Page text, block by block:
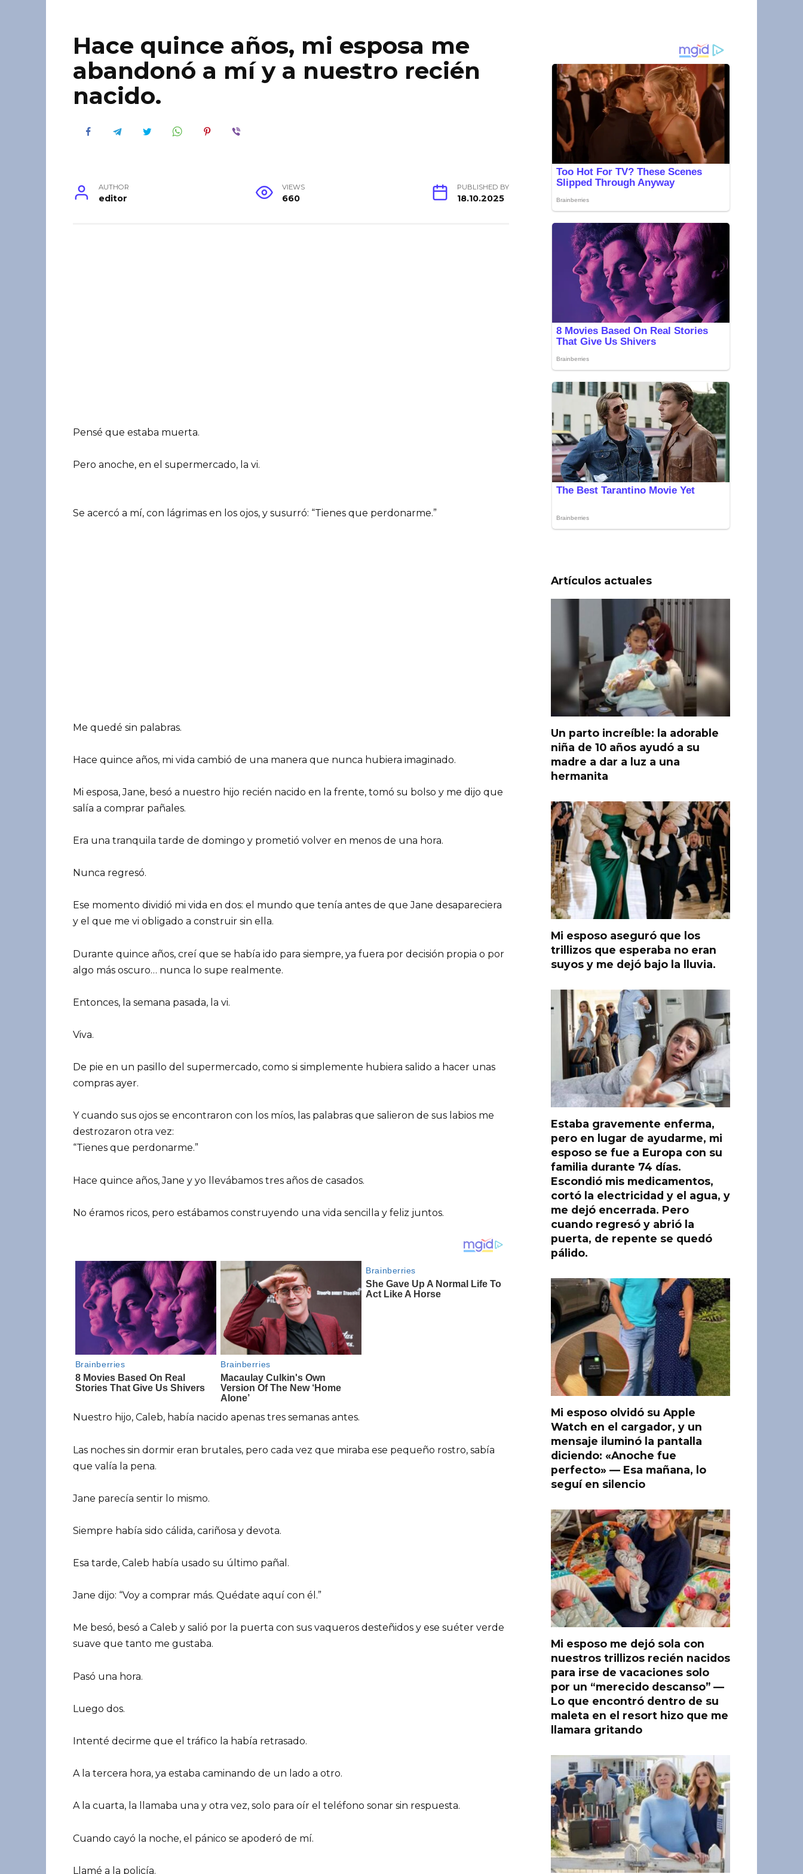
Hace quince años, mi esposa me
abandonó a mí y a nuestro recién
nacido.
AUTHOR
editor
VIEWS
660
PUBLISHED BY
18.10.2025
Pensé que estaba muerta.
Pero anoche, en el supermercado, la vi.
Se acercó a mí, con lágrimas en los ojos, y susurró: “Tienes que perdonarme.”
Me quedé sin palabras.
Hace quince años, mi vida cambió de una manera que nunca hubiera imaginado.
Mi esposa, Jane, besó a nuestro hijo recién nacido en la frente, tomó su bolso y me dijo que
salía a comprar pañales.
Era una tranquila tarde de domingo y prometió volver en menos de una hora.
Nunca regresó.
Ese momento dividió mi vida en dos: el mundo que tenía antes de que Jane desapareciera
y el que me vi obligado a construir sin ella.
Durante quince años, creí que se había ido para siempre, ya fuera por decisión propia o por
algo más oscuro… nunca lo supe realmente.
Entonces, la semana pasada, la vi.
Viva.
De pie en un pasillo del supermercado, como si simplemente hubiera salido a hacer unas
compras ayer.
Y cuando sus ojos se encontraron con los míos, las palabras que salieron de sus labios me
destrozaron otra vez:
“Tienes que perdonarme.”
Hace quince años, Jane y yo llevábamos tres años de casados.
No éramos ricos, pero estábamos construyendo una vida sencilla y feliz juntos.
Nuestro hijo, Caleb, había nacido apenas tres semanas antes.
Las noches sin dormir eran brutales, pero cada vez que miraba ese pequeño rostro, sabía
que valía la pena.
Jane parecía sentir lo mismo.
Siempre había sido cálida, cariñosa y devota.
Esa tarde, Caleb había usado su último pañal.
Jane dijo: “Voy a comprar más. Quédate aquí con él.”
Me besó, besó a Caleb y salió por la puerta con sus vaqueros desteñidos y ese suéter verde
suave que tanto me gustaba.
Pasó una hora.
Luego dos.
Intenté decirme que el tráfico la había retrasado.
A la tercera hora, ya estaba caminando de un lado a otro.
A la cuarta, la llamaba una y otra vez, solo para oír el teléfono sonar sin respuesta.
Cuando cayó la noche, el pánico se apoderó de mí.
Llamé a la policía.
Artículos actuales
Un parto increíble: la adorable
niña de 10 años ayudó a su
madre a dar a luz a una
hermanita
Mi esposo aseguró que los
trillizos que esperaba no eran
suyos y me dejó bajo la lluvia.
Estaba gravemente enferma,
pero en lugar de ayudarme, mi
esposo se fue a Europa con su
familia durante 74 días.
Escondió mis medicamentos,
cortó la electricidad y el agua, y
me dejó encerrada. Pero
cuando regresó y abrió la
puerta, de repente se quedó
pálido.
Mi esposo olvidó su Apple
Watch en el cargador, y un
mensaje iluminó la pantalla
diciendo: «Anoche fue
perfecto» — Esa mañana, lo
seguí en silencio
Mi esposo me dejó sola con
nuestros trillizos recién nacidos
para irse de vacaciones solo
por un “merecido descanso” —
Lo que encontró dentro de su
maleta en el resort hizo que me
llamara gritando